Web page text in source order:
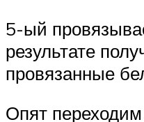
5-ый
результате
провязанные
Опят переходим